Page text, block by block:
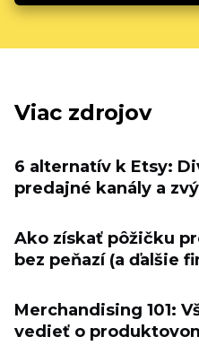
Viac zdrojov
6 alternatív k Etsy:
predajné kanály a
Ako získať pôžičku
bez peňazí (a ďalšie
Merchandising 101:
vedieť o